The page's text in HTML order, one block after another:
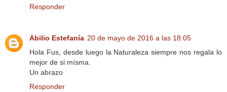
Responder
Abilio Estefanía 20 de mayo de 2016 a las 18:05
Hola Fus, desde luego la Naturaleza siempre nos regala lo
mejor de si mísma.
Un abrazo
Responder